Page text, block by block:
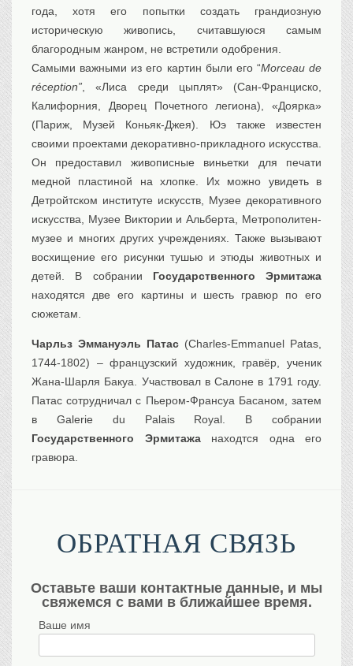
года, хотя его попытки создать грандиозную
историческую живопись, считавшуюся самым
благородным жанром, не встретили одобрения.
Самыми важными из его картин были его “Morceau de
réception” , «Лиса среди цыплят» (Сан-Франциско,
Калифорния, Дворец Почетного легиона), «Доярка»
(Париж, Музей Коньяк-Джея). Юэ также известен
своими проектами декоративно-прикладного искусства.
Он предоставил живописные виньетки для печати
медной пластиной на хлопке. Их можно увидеть в
Детройтском институте искусств, Музее декоративного
искусства, Музее Виктории и Альберта, Метрополитен-
музее и многих других учреждениях. Также вызывают
восхищение его рисунки тушью и этюды животных и
детей. В собрании Государственного Эрмитажа
находятся две его картины и шесть гравюр по его
сюжетам.
Чарльз Эммануэль Патас (Charles-Emmanuel Patas,
1744-1802) – французский художник, гравёр, ученик
Жана-Шарля Бакуа. Участвовал в Салоне в 1791 году.
Патас сотрудничал с Пьером-Франсуа Басаном, затем
в Galerie du Palais Royal. В собрании
Государственного Эрмитажанаходтся одна его
гравюра.
ОБРАТНАЯ СВЯЗЬ
Оставьте ваши контактные данные, и мы
свяжемся с вами в ближайшее время.
Ваше имя